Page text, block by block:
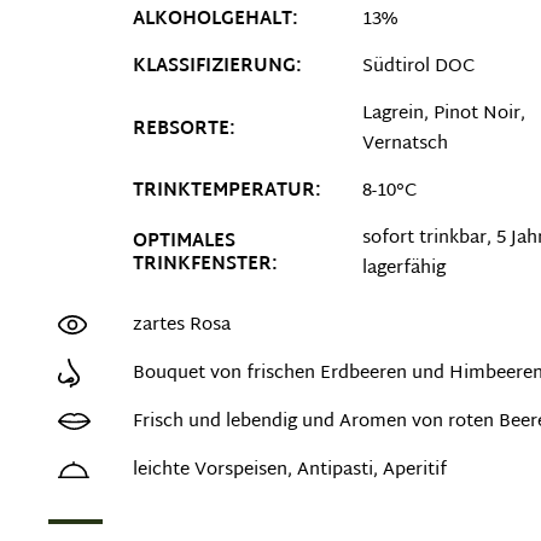
ALKOHOLGEHALT:
13%
KLASSIFIZIERUNG:
Südtirol DOC
REBSORTE:
Lagrein, Pinot Noir,
Vernatsch
TRINKTEMPERATUR:
8-10°C
OPTIMALES
TRINKFENSTER:
sofort trinkbar, 5
lagerfähig
zartes Rosa
Bouquet von frischen Erdbeeren und Himbeeren
Frisch und lebendig und Aromen von roten
leichte Vorspeisen, Antipasti, Aperitif